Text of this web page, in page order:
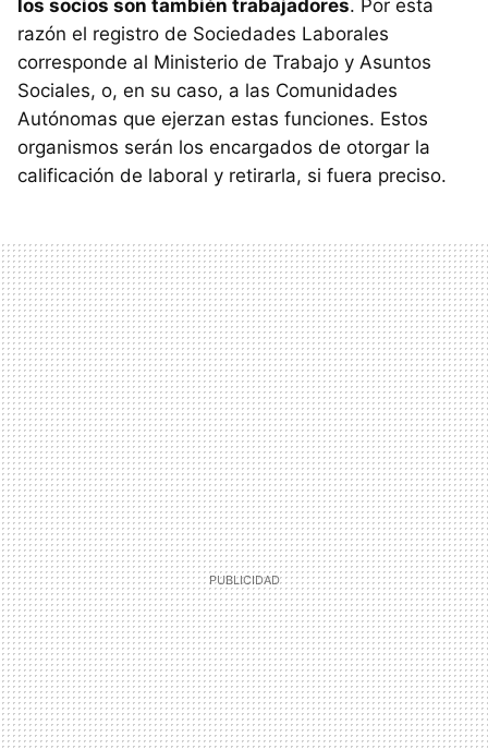
los socios son también trabajadores. Por esta
razón el registro de Sociedades Laborales
corresponde al Ministerio de Trabajo y Asuntos
Sociales, o, en su caso, a las Comunidades
Autónomas que ejerzan estas funciones. Estos
organismos serán los encargados de otorgar la
calificación de laboral y retirarla, si fuera preciso.